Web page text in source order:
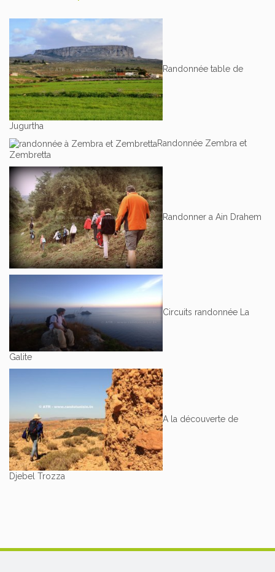
Randonnée table de
Jugurtha
Randonnée Zembra et
Zembretta
Randonner a Ain Drahem
Circuits randonnée La
Galite
A la découverte de
Djebel Trozza